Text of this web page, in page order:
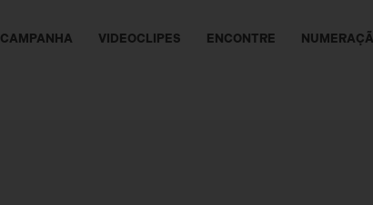
CAMPANHA VIDEOCLIPES ENCONTRE